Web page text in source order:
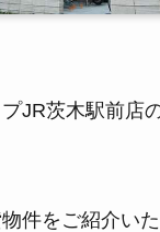
プJR茨木駅前
件をご紹介い